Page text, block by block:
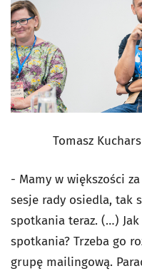
Tomasz
- Mamy w większości
sesje rady osiedla, tak
spotkania teraz. (…)
spotkania? Trzeba go
grupę mailingową.